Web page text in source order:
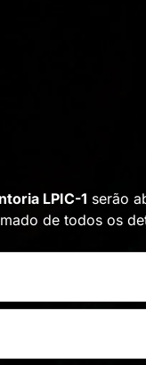
LPIC-1 serão
de todos os